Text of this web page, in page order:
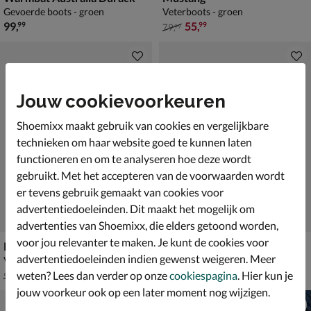
Gevoerde boots - groen
€ 99,99
99,99
Veterboots - groen
van € 79,99 voor € 55,99
79,99 55,99
Rieker
Veterboots - groen
van € 99,99 voor € 69,99
99 99 69,99
PME Legend Dragan
Veterboots - groen
€ 159,99
159,99
Jouw cookievoorkeuren
Shoemixx maakt gebruik van cookies en vergelijkbare
technieken om haar website goed te kunnen laten
functioneren en om te analyseren hoe deze wordt
gebruikt. Met het accepteren van de voorwaarden wordt
er tevens gebruik gemaakt van cookies voor
advertentiedoeleinden. Dit maakt het mogelijk om
advertenties van Shoemixx, die elders getoond worden,
voor jou relevanter te maken. Je kunt de cookies voor
advertentiedoeleinden indien gewenst weigeren. Meer
weten? Lees dan verder op onzecookiespagina. Hier kun je
jouw voorkeur ook op een later moment nog wijzigen.